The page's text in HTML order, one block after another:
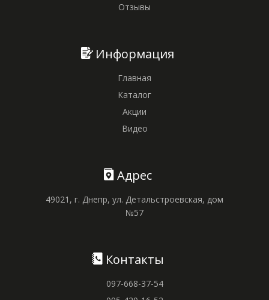
Отзывы
Информация
Главная
Каталог
Акции
Видео
Адрес
49021, г. Днепр, ул. Детальстроевская, дом
№57
Контакты
097-668-37-54